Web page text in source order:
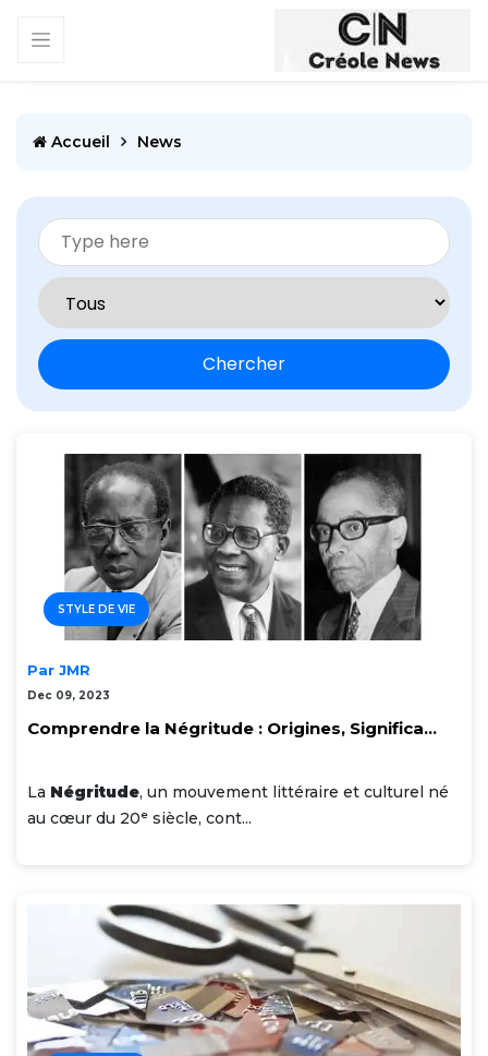
Accueil News
Chercher
STYLE DE VIE
Par JMR
Dec 09, 2023
Comprendre la Négritude : Origines, Significa...
La Négritude, un mouvement littéraire et culturel né
au cœur du 20ᵉ siècle, cont...